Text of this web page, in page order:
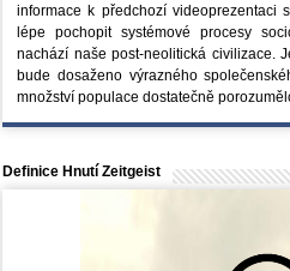
informace k předchozí videoprezentaci
lépe pochopit systémové procesy
nachází naše post-neolitická civilizace.
bude dosaženo výrazného
množství populace dostatečně
Definice Hnutí Zeitgeist